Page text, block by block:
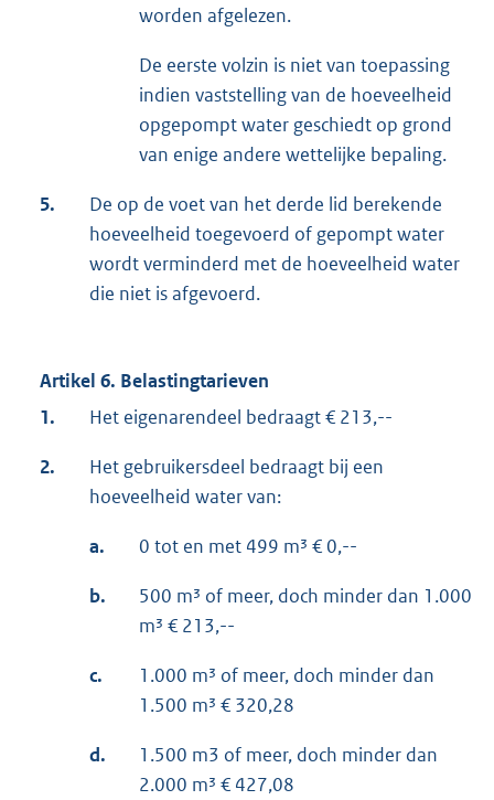
worden afgelezen.
De eerste volzin is niet van toepassing
indien vaststelling van de hoeveelheid
opgepompt water geschiedt op grond
van enige andere wettelijke bepaling.
5.
De op de voet van het derde lid berekende
hoeveelheid toegevoerd of gepompt water
wordt verminderd met de hoeveelheid water
die niet is afgevoerd.
Artikel 6. Belastingtarieven
1.
Het eigenarendeel bedraagt € 213,--
2.
Het gebruikersdeel bedraagt bij een
hoeveelheid water van:
a. 0 tot en met 499 m³ € 0,--
b.
500 m³ of meer, doch minder dan 1.000
m³ € 213,--
c.
1.000 m³ of meer, doch minder dan
1.500 m³ € 320,28
d.
1.500 m3 of meer, doch minder dan
2.000 m³ € 427,08